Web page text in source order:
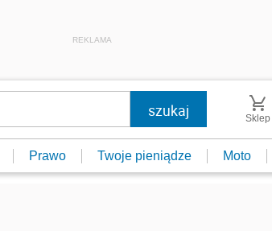
REKLAMA
Sklep
Prawo Twoje pieniądze Moto